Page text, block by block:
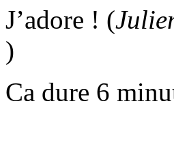
J’adore ! (
)
Ca dure 6